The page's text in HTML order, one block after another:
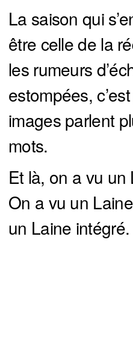
La saison qui
être celle de la
les rumeurs
estompées,
images parlent
mots.
Et là, on a vu
On a vu un
un Laine intégré.